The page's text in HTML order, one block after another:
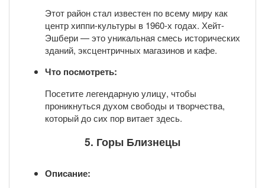
Этот район стал известен по всему миру как
центр хиппи-культуры в 1960-х годах. Хейт-
Эшбери — это уникальная смесь исторических
зданий, эксцентричных магазинов и кафе.
Что посмотреть:
Посетите легендарную улицу, чтобы
проникнуться духом свободы и творчества,
который до сих пор витает здесь.
5. Горы Близнецы
Описание: